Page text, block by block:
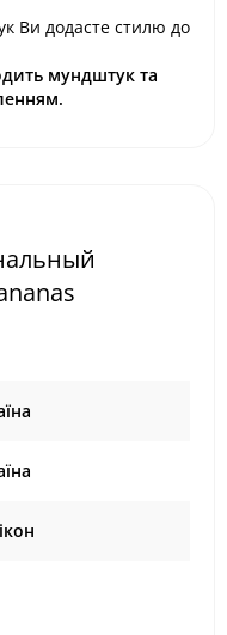
Ви додасте стилю до
мундштук та